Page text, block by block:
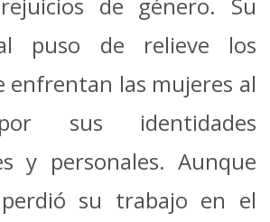
puso de relieve los
enfrentan las mujeres al
sus identidades
y personales. Aunque
su trabajo en el